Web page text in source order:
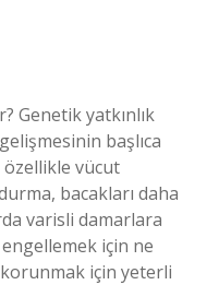
Genetik yatkınlık
başlıca
özellikle vücut
bacakları daha
varisli damarlara
için ne
için yeterli